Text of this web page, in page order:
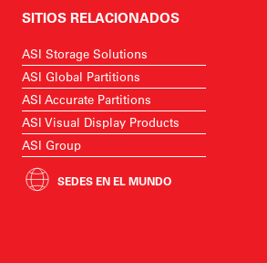
SITIOS RELACIONADOS
ASI Storage Solutions
ASI Global Partitions
ASI Accurate Partitions
ASI Visual Display Products
ASI Group
SEDES EN EL MUNDO